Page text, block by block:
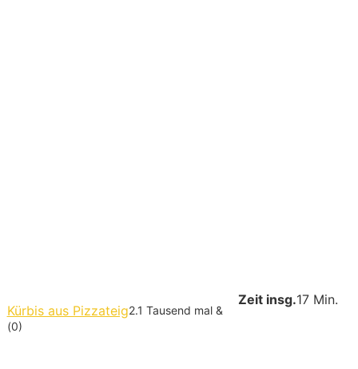
Zeit insg.17 Min.
Kürbis aus Pizzateig2.1 Tausend mal &
(0)